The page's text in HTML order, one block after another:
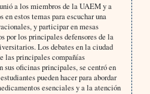
a los miembros de la UAEM y a
en estos temas para escuchar una
y participar en mesas
por los principales defensores de la
Los debates en la ciudad
las principales compañías
sus oficinas principales, se centró en
pueden hacer para abordar
esenciales y a la atención